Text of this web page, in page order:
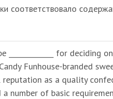
соответствовало
for deciding
Funhouse-branded
as a quality
number of basic